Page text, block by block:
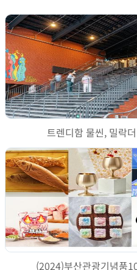
트렌디함 물씬, 밀락
(2024)부산관광기념품